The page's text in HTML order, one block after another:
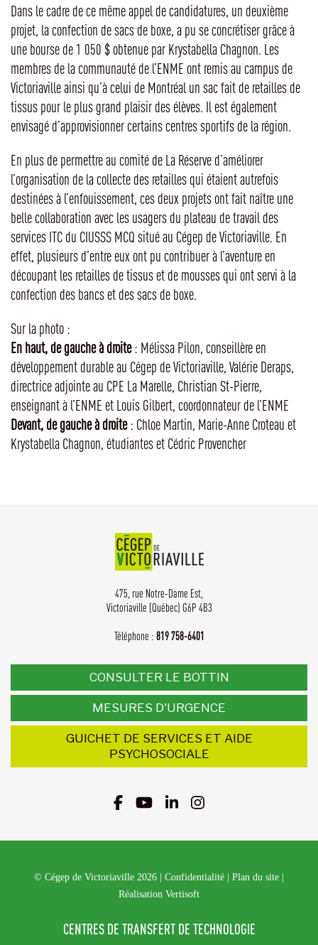
Dans le cadre de ce même appel de candidatures, un deuxième
projet, la confection de sacs de boxe, a pu se concrétiser grâce à
une bourse de 1 050 $ obtenue par Krystabella Chagnon. Les
membres de la communauté de l’ENME ont remis au campus de
Victoriaville ainsi qu’à celui de Montréal un sac fait de retailles de
tissus pour le plus grand plaisir des élèves. Il est également
envisagé d’approvisionner certains centres sportifs de la région.
En plus de permettre au comité de La Réserve d’améliorer
l’organisation de la collecte des retailles qui étaient autrefois
destinées à l’enfouissement, ces deux projets ont fait naître une
belle collaboration avec les usagers du plateau de travail des
services ITC du CIUSSS MCQ situé au Cégep de Victoriaville. En
effet, plusieurs d’entre eux ont pu contribuer à l’aventure en
découpant les retailles de tissus et de mousses qui ont servi à la
confection des bancs et des sacs de boxe.
Sur la photo :
En haut, de gauche à droite: Mélissa Pilon, conseillère en
développement durable au Cégep de Victoriaville, Valérie Deraps,
directrice adjointe au CPE La Marelle, Christian St-Pierre,
enseignant à l’ENME et Louis Gilbert, coordonnateur de l’ENME
Devant, de gauche à droite: Chloe Martin, Marie-Anne Croteau et
Krystabella Chagnon, étudiantes et Cédric Provencher
475, rue Notre-Dame Est,
Victoriaville (Québec) G6P 4B3
Téléphone :819 758-6401
CONSULTER LE BOTTIN
MESURES D'URGENCE
GUICHET DE SERVICES ET AIDE
PSYCHOSOCIALE
© Cégep de Victoriaville 2026 Confidentialité Plan du site
Réalisation Vertisoft
CENTRES DE TRANSFERT DE TECHNOLOGIE